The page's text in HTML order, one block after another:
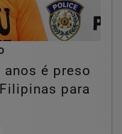
é preso
para